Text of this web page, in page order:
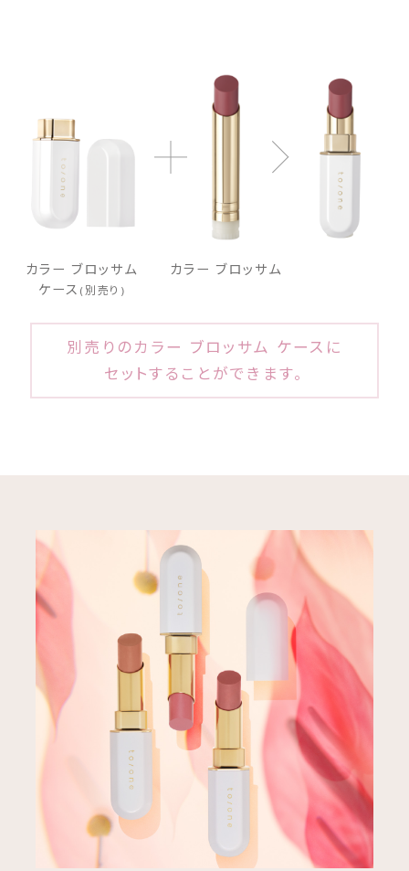
カラー ブロッサム
ケース (別売り)
カラー ブロッサム
別売りのカラー ブロッサム ケースに
セットすることができます。